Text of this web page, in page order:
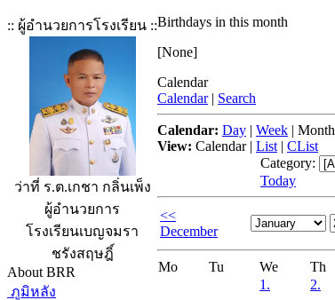
:: ผู้อำนวยการโรงเรียน ::
ว่าที่ ร.ต.เกชา กลิ่นเพ็ง
ผู้อำนวยการ
โรงเรียนเบญจมรา
ชรังสฤษฎิ์
About BRR
ภูมิหลัง
Birthdays in this month
[None]
Calendar
Calendar | Search
Calendar: Day | Week | Month
View: Calendar| List | CList
Category:
Today
<<
December
Mo Tu We Th
1.
2.